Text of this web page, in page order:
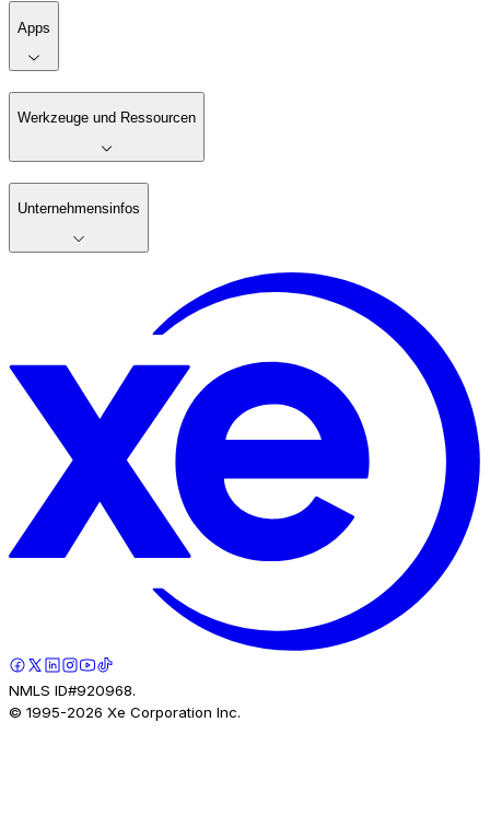
Apps
Werkzeuge und Ressourcen
Unternehmensinfos
NMLS ID#920968.
© 1995-2026 Xe Corporation Inc.